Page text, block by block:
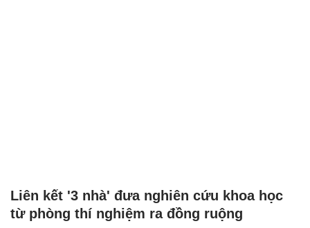
Liên kết '3 nhà' đưa nghiên cứu khoa học
từ phòng thí nghiệm ra đồng ruộng